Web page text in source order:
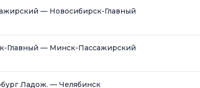
— Новосибирск-Главный
Главный — Минск-Пассажирский
Ладож. — Челябинск